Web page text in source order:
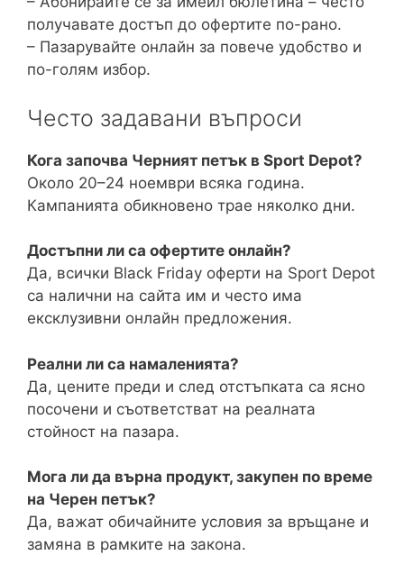
получавате достъп до офертите по-рано.
– Пазарувайте онлайн за повече удобство и
по-голям избор.
Често задавани въпроси
Кога започва Черният петък в Sport Depot?
Около 20–24 ноември всяка година.
Кампанията обикновено трае няколко дни.
Достъпни ли са офертите онлайн?
Да, всички Black Friday оферти на Sport Depot
са налични на сайта им и често има
ексклузивни онлайн предложения.
Реални ли са намаленията?
Да, цените преди и след отстъпката са ясно
посочени и съответстват на реалната
стойност на пазара.
Мога ли да върна продукт, закупен по време
на Черен петък?
Да, важат обичайните условия за връщане и
замяна в рамките на закона.